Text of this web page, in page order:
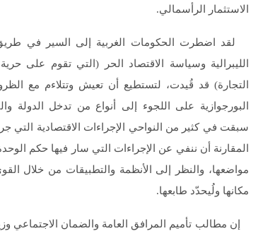
الاستثمار الرأسمالي.
لقد اضطرت الحكومات الغربية إلى السير في طريق
الليبرالية وسياسة الاقتصاد الحر (التي تقوم على
التجارة) قد قُيدت، لتستطيع أن تعيش وتتلاءم مع
البورجوازية على اللجوء إلى أنواع من تدخل الدولة
سبقت في كثير من النواحي الإجراءات الاقتصادية التي
المقارنة أن ننفي عن الإجراءات التي سار فيها حكم
مواضعها، والنظر إلى الأنظمة والتطبيقات من خلال
مكانها ولُيحدّد طابعها.
إن مطالب تأميم المرافق العامة والضمان الاجتماعي